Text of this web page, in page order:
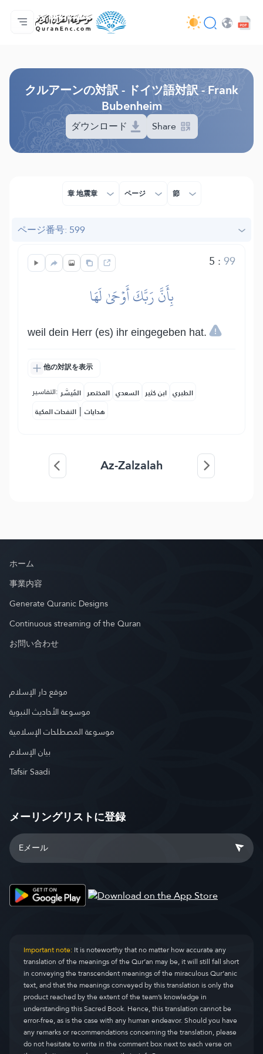
ホーム
対訳の目次
Audio
開発者向け提供サービス - API
事業内容
お問い合わせ
言語
クルアーンの対訳 - ドイツ語対訳 - Frank
Bubenheim
ダウンロード Share
章 地震章 ページ 節
ページ番号: 599
5 :99
بِأَنَّ رَبَّكَ أَوۡحَىٰ لَهَا
weil dein Herr (es) ihr eingegeben hat.
他の対訳を表示
التفاسير: المُيسَّر المختصر السعدي ابن كثير الطبري
النفحات المكية | هدايات
Az-Zalzalah
ホーム
事業内容
Generate Quranic Designs
Continuous streaming of the Quran
お問い合わせ
موقع دار الإسلام
موسوعة الأحاديث النبوية
موسوعة المصطلحات الإسلامية
بيان الإسلام
Tafsir Saadi
メーリングリストに登録
Important note:It is noteworthy that no matter how accurate any
translation of the meanings of the Qur’an may be, it will still fall short
in conveying the transcendent meanings of the miraculous Qur’anic
text, and that the meanings conveyed by this translation is only the
product reached by the extent of the team’s knowledge in
understanding this Sacred Book. Hence, this translation cannot be
error-free, as is the case with any human endeavor. Should you have
any remarks or recommendations concerning the translation, please
do not hesitate to write in the comment box next to each verse on